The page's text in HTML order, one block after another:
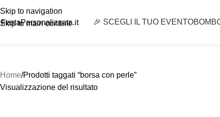
Skip to navigation
Skip to main content
FestaPersonalizzata.it 🎉 SCEGLI IL TUO EVENTO
Home Prodotti taggati “borsa con perle”
Visualizzazione del risultato